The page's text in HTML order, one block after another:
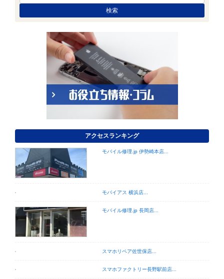
アクセスランキング
モバイル修理.jp 伊勢崎本店...
モバイアス 横浜店...
モバイル修理.jp 長岡店...
スマホリペア佐世保店...
スマホファクトリー長野駅前店...